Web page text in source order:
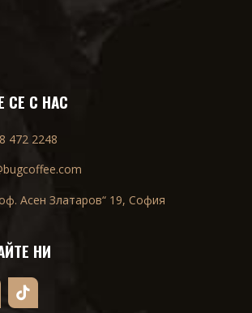
СЕ С НАС
472 2248
Асен Златаров“ 19, София
НИ